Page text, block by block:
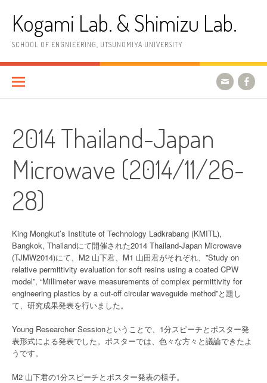
へ
ッ
Kogami Lab. & Shimizu Lab.
SCHOOL OF ENGNIEERING, UTSUNOMIYA UNIVERSITY
2014 Thailand-Japan
Microwave (2014/11/26-
28)
King Mongkut’s Institute of Technology Ladkrabang (KMITL),
Bangkok, Thailandにて開催された2014 Thailand-Japan Microwave
(TJMW2014)にて、M2 山下君、M1 山田君がそれぞれ、”Study on
relative permittivity evaluation for soft resins using a coated CPW
model”, “Millimeter wave measurements of complex permittivity for
engineering plastics by a cut-off circular waveguide method”と題し
て、研究成果発表を行いました。
Young Researcher Sessionということで、1分スピーチとポスター発
表形式による発表でした。ポスターでは、色々な方々と議論できたよ
うです。
M2 山下君の1分スピーチとポスター発表の様子。